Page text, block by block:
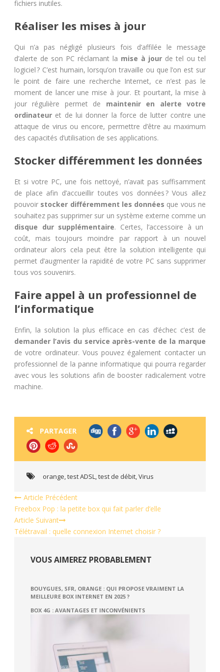
fichiers inutiles.
Réaliser les mises à jour
Qui n’a pas négligé plusieurs fois d’affilée le message
d’alerte de son PC réclamant la mise à jour de tel ou tel
logiciel ? C’est humain, lorsqu’on travaille ou que l’on est sur
le point de faire une recherche Internet, ce n’est pas le
moment de lancer une mise à jour. Et pourtant, la mise à
jour régulière permet de maintenir en alerte votre
ordinateur et de lui donner la force de lutter contre une
attaque de virus ou encore, permettre d’être au maximum
des capacités d’utilisation de ses applications.
Stocker différemment les données
Et si votre PC, une fois nettoyé, n’avait pas suffisamment
de place afin d’accueillir toutes vos données ? Vous allez
pouvoir stocker différemment les données que vous ne
souhaitez pas supprimer sur un système externe comme un
disque dur supplémentaire. Certes, l’accessoire à un
coût, mais toujours moindre par rapport à un nouvel
ordinateur alors cela peut être la solution intelligente qui
permet d’augmenter la rapidité de votre PC sans supprimer
tous vos souvenirs.
Faire appel à un professionnel de
l’informatique
Enfin, la solution la plus efficace en cas d’échec c’est de
demander l’avis du service après-vente de la marque
de votre ordinateur. Vous pouvez également contacter un
professionnel de la panne informatique qui pourra regarder
avec vous les solutions afin de booster radicalement votre
machine.
PARTAGER
orange,test ADSL,test de débit,Virus
Article Précédent
Freebox Pop : la petite box qui fait parler d’elle
Article Suivant
Télétravail : quelle connexion Internet choisir ?
VOUS AIMEREZ PROBABLEMENT
BOUYGUES, SFR, ORANGE : QUI PROPOSE VRAIMENT LA
MEILLEURE BOX INTERNET EN 2025 ?
BOX 4G : AVANTAGES ET INCONVÉNIENTS